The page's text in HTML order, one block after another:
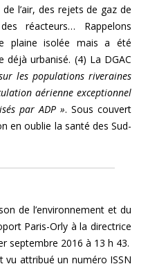
l’air, des rejets de gaz de
réacteurs… Rappelons
plaine isolée mais a été
déjà urbanisé. (4) La DGAC
les populations riveraines
aérienne exceptionnel
par ADP ». Sous couvert
en oublie la santé des Sud-
de l’environnement et du
Paris-Orly à la directrice
septembre 2016 à 13 h 43.
vu attribué un numéro ISSN